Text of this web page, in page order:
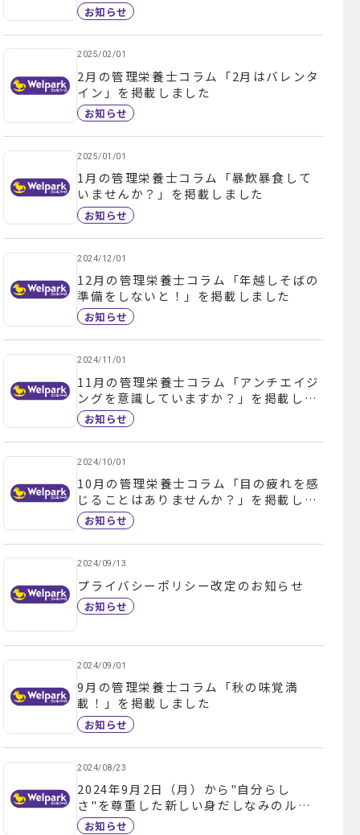
お知らせ
2025/02/01
2月の管理栄養士コラム「2月はバレンタ
イン」を掲載しました
お知らせ
2025/01/01
1月の管理栄養士コラム「暴飲暴食して
いませんか？」を掲載しました
お知らせ
2024/12/01
12月の管理栄養士コラム「年越しそばの
準備をしないと！」を掲載しました
お知らせ
2024/11/01
11月の管理栄養士コラム「アンチエイジ
ングを意識していますか？」を掲載しま
した
お知らせ
2024/10/01
10月の管理栄養士コラム「目の疲れを感
じることはありませんか？」を掲載しま
した
お知らせ
2024/09/13
プライバシーポリシー改定のお知らせ
お知らせ
2024/09/01
9月の管理栄養士コラム「秋の味覚満
載！」を掲載しました
お知らせ
2024/08/23
2024年9月2日（月）から"自分らし
さ"を尊重した新しい身だしなみのルー
ルに変わります。
お知らせ